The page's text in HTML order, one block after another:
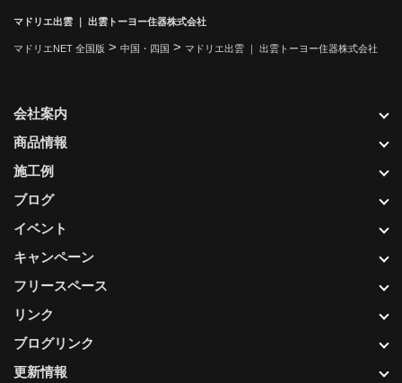
マドリエ出雲 ｜ 出雲トーヨー住器株式会社
マドリエNET 全国版 > 中国・四国 > マドリエ出雲 ｜ 出雲トーヨー住器株式会社
更新情報
会社案内
商品情報
施工例
ブログ
イベント
キャンペーン
フリースペース
リンク
ブログリンク